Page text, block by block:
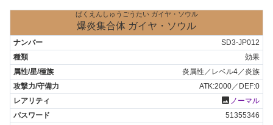
ばくえんしゅうごうたい ガイヤ・ソウル
爆炎集合体 ガイヤ・ソウル
SD3-JP012
効果
炎属性／レベル4／炎族
ATK:2000／DEF:0
photo ノーマル
51355346